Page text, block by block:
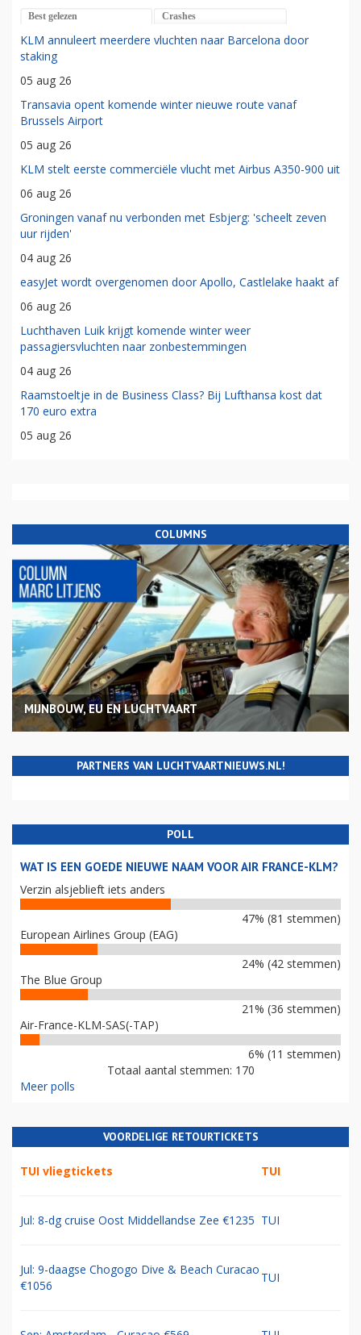
Best gelezen Crashes
KLM annuleert meerdere vluchten naar Barcelona door
staking
05 aug 26
Transavia opent komende winter nieuwe route vanaf
Brussels Airport
05 aug 26
KLM stelt eerste commerciële vlucht met Airbus A350-900 uit
06 aug 26
Groningen vanaf nu verbonden met Esbjerg: 'scheelt zeven
uur rijden'
04 aug 26
easyJet wordt overgenomen door Apollo, Castlelake haakt af
06 aug 26
Luchthaven Luik krijgt komende winter weer
passagiersvluchten naar zonbestemmingen
04 aug 26
Raamstoeltje in de Business Class? Bij Lufthansa kost dat
170 euro extra
05 aug 26
COLUMNS
MIJNBOUW, EU EN LUCHTVAART
PARTNERS VAN LUCHTVAARTNIEUWS.NL!
POLL
WAT IS EEN GOEDE NIEUWE NAAM VOOR AIR FRANCE-KLM?
Verzin alsjeblieft iets anders
47% (81 stemmen)
European Airlines Group (EAG)
24% (42 stemmen)
The Blue Group
21% (36 stemmen)
Air-France-KLM-SAS(-TAP)
6% (11 stemmen)
Totaal aantal stemmen: 170
Meer polls
VOORDELIGE RETOURTICKETS
TUI vliegtickets TUI
Jul: 8-dg cruise Oost Middellandse Zee €1235 TUI
Jul: 9-daagse Chogogo Dive & Beach Curacao
€1056
TUI